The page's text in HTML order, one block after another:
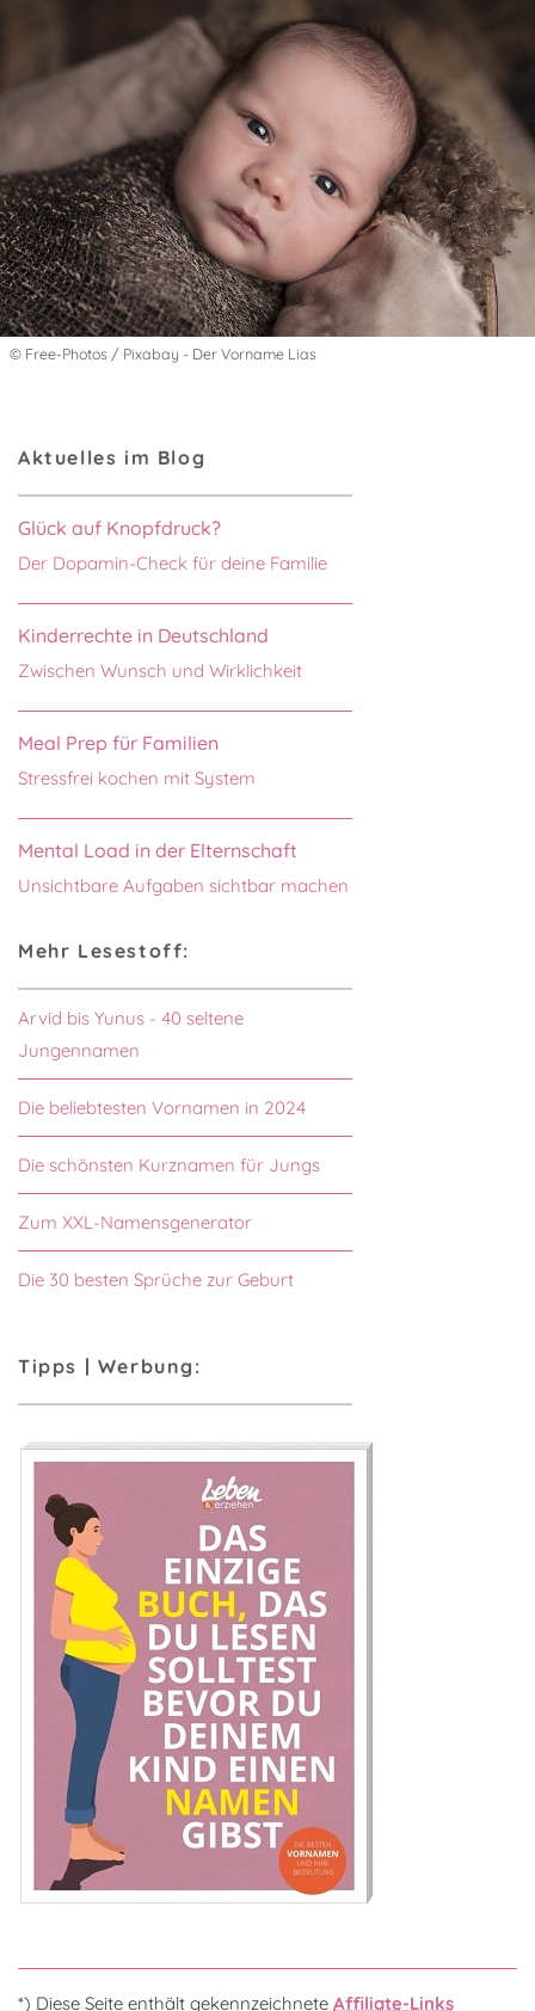
© Free-Photos / Pixabay - Der Vorname Lias
Aktuelles im Blog
Glück auf Knopfdruck?
Der Dopamin-Check für deine Familie
Kinderrechte in Deutschland
Zwischen Wunsch und Wirklichkeit
Meal Prep für Familien
Stressfrei kochen mit System
Mental Load in der Elternschaft
Unsichtbare Aufgaben sichtbar machen
Mehr Lesestoff:
Arvid bis Yunus - 40 seltene
Jungennamen
Die beliebtesten Vornamen in 2024
Die schönsten Kurznamen für Jungs
Zum XXL-Namensgenerator
Die 30 besten Sprüche zur Geburt
Tipps | Werbung:
*) Diese Seite enthält gekennzeichnete Affiliate-Links